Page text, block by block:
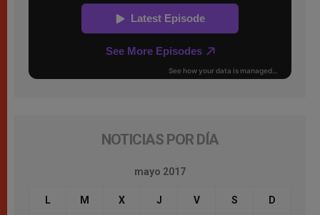
NOTICIAS POR DÍA
mayo 2017
L M X J V S D